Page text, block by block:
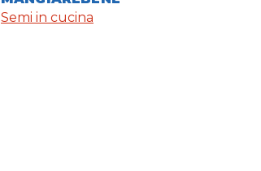
Semi in cucina